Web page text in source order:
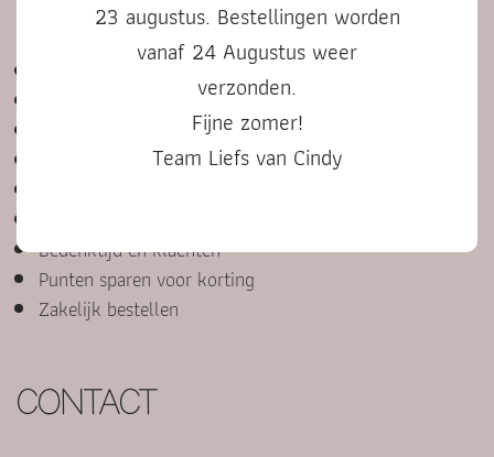
23 augustus. Bestellingen worden
vanaf 24 Augustus weer
verzonden.
Fijne zomer!
Team Liefs van Cindy
Algemene voorwaarden
Privacyverklaring
Bedenktijd en klachten
Punten sparen voor korting
Zakelijk bestellen
CONTACT